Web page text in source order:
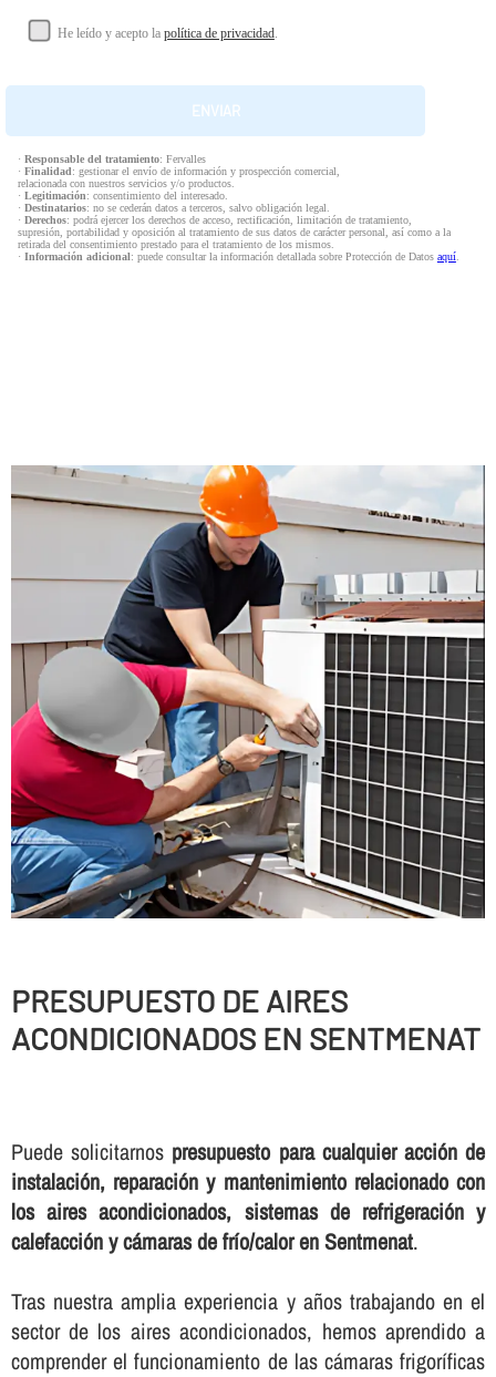
He leído y acepto la política de privacidad.
· Responsable del tratamiento: Fervalles
· Finalidad: gestionar el envío de información y prospección comercial,
relacionada con nuestros servicios y/o productos.
· Legitimación: consentimiento del interesado.
· Destinatarios: no se cederán datos a terceros, salvo obligación legal.
· Derechos: podrá ejercer los derechos de acceso, rectificación, limitación de tratamiento,
supresión, portabilidad y oposición al tratamiento de sus datos de carácter personal, así como a la
retirada del consentimiento prestado para el tratamiento de los mismos.
· Información adicional: puede consultar la información detallada sobre Protección de Datos aquí.
PRESUPUESTO DE AIRES
ACONDICIONADOS EN SENTMENAT
Puede solicitarnos presupuesto para cualquier acción de
instalación, reparación y mantenimiento relacionado con
los aires acondicionados, sistemas de refrigeración y
calefacción y cámaras de frí­o/calor en Sentmenat.
Tras nuestra amplia experiencia y años trabajando en el
sector de los aires acondicionados, hemos aprendido a
comprender el funcionamiento de las cámaras frigorí­ficas